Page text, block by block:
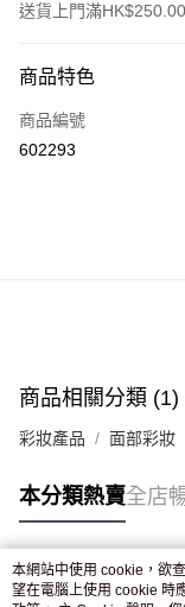
送貨上門滿
信用卡
Apple Pay
付款後門市自取，訂
商品特色
商品編號
602293
商品相關分類 (1)
彩妝產品 面部彩妝
本分類熱賣全店
熱門標籤
本網站中使用 cookie，欲
望在電腦上使用 cookie 時